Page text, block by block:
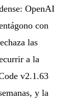
OpenAI
con
las
a la
v2.1.63
y la